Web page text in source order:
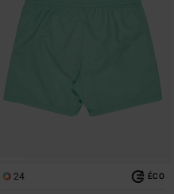
24 ÉCO